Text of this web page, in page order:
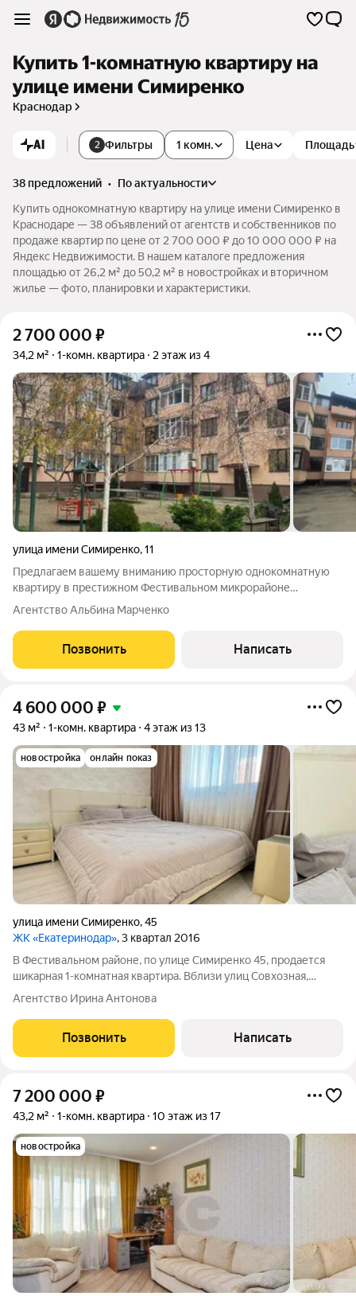
Купить 1-комнатную квартиру на
улице имени Симиренко
Краснодар
AI 2 Фильтры 1 комн. Цена Площадь
38 предложений •
по актуальности
Купить однокомнатную квартиру на улице имени Симиренко в
Краснодаре — 38 объявлений от агентств и собственников по
продаже квартир по цене от 2 700 000 ₽ до 10 000 000 ₽ на
Яндекс Недвижимости. В нашем каталоге предложения
площадью от 26,2 м² до 50,2 м² в новостройках и вторичном
жилье — фото, планировки и характеристики.
2 700 000 ₽
34,2 м² 1-комн. квартира 2 этаж из 4
улица имени Симиренко,11
Предлагаем вашему вниманию просторную однокомнатную
квартиру в престижном Фестивальном микрорайоне
Краснодара, расположенную в добротном кирпичном доме с
закрытой охраняемой территорией. Отличительной
особенностью является черновая отделка,
Агентство Альбина Марченко
Позвонить Написать
4 600 000 ₽
43 м² 1-комн. квартира 4 этаж из 13
новостройка онлайн показ
улица имени Симиренко,45
ЖК «Екатеринодар», 3 квартал 2016
В Фестивальном районе, по улице Симиренко 45, продается
шикарная 1-комнатная квартира. Вблизи улиц Совхозная,
Круговая, Тургенева отличное место для комфортной жизни
Преимущества квартиры: Площадь: 43 м Планировка:
изолированная, функциональная
Агентство Ирина Антонова
Позвонить Написать
7 200 000 ₽
43,2 м² 1-комн. квартира 10 этаж из 17
новостройка